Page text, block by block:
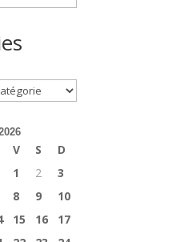
V S
D
1
2
3
8 9
10
15 16
17